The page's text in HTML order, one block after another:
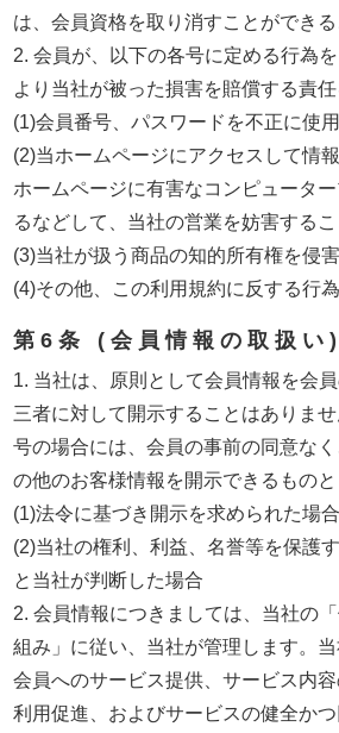
は、会員資格を取り消すことができる
2. 会員が、以下の各号に定める行為
より当社が被った損害を賠償する責任
(1)会員番号、パスワードを不正に使
(2)当ホームページにアクセスして情
ホームページに有害なコンピュータ
るなどして、当社の営業を妨害するこ
(3)当社が扱う商品の知的所有権を侵
(4)その他、この利用規約に反する行
第6条 (会員情報の取扱い)
1. 当社は、原則として会員情報を会
三者に対して開示することはありま
号の場合には、会員の事前の同意な
の他のお客様情報を開示できるものと
(1)法令に基づき開示を求められた場合
(2)当社の権利、利益、名誉等を保護
と当社が判断した場合
2. 会員情報につきましては、当社の
組み」に従い、当社が管理します。当
会員へのサービス提供、サービス内
利用促進、およびサービスの健全か